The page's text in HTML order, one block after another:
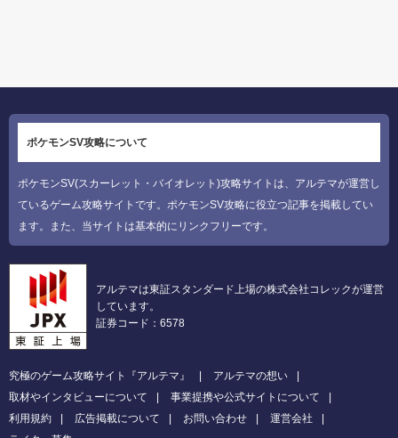
ポケモンSV攻略について
ポケモンSV(スカーレット・バイオレット)攻略サイトは、アルテマが運営し
ているゲーム攻略サイトです。ポケモンSV攻略に役立つ記事を掲載してい
ます。また、当サイトは基本的にリンクフリーです。
アルテマは東証スタンダード上場の株式会社コレックが運営
しています。
証券コード：6578
究極のゲーム攻略サイト『アルテマ』
アルテマの想い
取材やインタビューについて
事業提携や公式サイトについて
利用規約
広告掲載について お問い合わせ
運営会社